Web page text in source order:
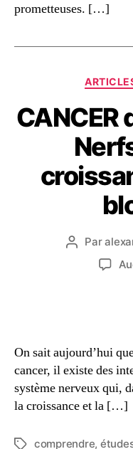
prometteuses. […]
CANCER
Par
On sait aujourd’hui
cancer, il existe des
système nerveux qui,
la croissance et la […]
comprendre,